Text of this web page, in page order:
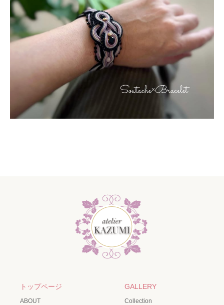
トップページ
ABOUT
GALLERY
Collection